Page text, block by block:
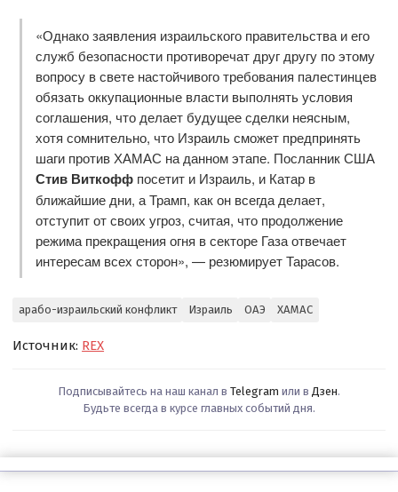
«Однако заявления израильского правительства и его
служб безопасности противоречат друг другу по этому
вопросу в свете настойчивого требования палестинцев
обязать оккупационные власти выполнять условия
соглашения, что делает будущее сделки неясным,
хотя сомнительно, что Израиль сможет предпринять
шаги против ХАМАС на данном этапе. Посланник США
Стив Виткоффпосетит и Израиль, и Катар в
ближайшие дни, а Трамп, как он всегда делает,
отступит от своих угроз, считая, что продолжение
режима прекращения огня в секторе Газа отвечает
интересам всех сторон», — резюмирует Тарасов.
арабо-израильский конфликт Израиль ОАЭ ХАМАС
Источник: REX
Подписывайтесь на наш канал в Telegram или в Дзен.
Будьте всегда в курсе главных событий дня.